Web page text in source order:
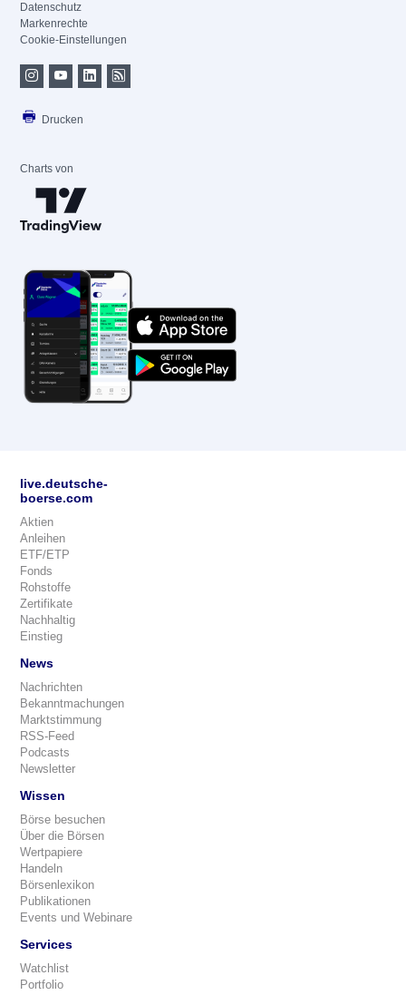
Datenschutz
Markenrechte
Cookie-Einstellungen
Drucken
Charts von
live.deutsche-
boerse.com
Aktien
Anleihen
ETF/ETP
Fonds
Rohstoffe
Zertifikate
Nachhaltig
Einstieg
News
Nachrichten
Bekanntmachungen
Marktstimmung
RSS-Feed
Podcasts
Newsletter
Wissen
Börse besuchen
Über die Börsen
Wertpapiere
Handeln
Börsenlexikon
Publikationen
Events und Webinare
Services
Watchlist
Portfolio